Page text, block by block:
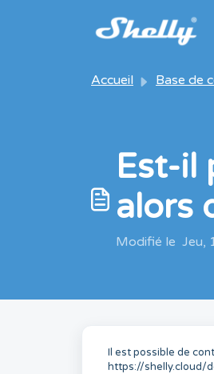
Passer au contenu
Accueil Base de
Est-il
alors
Modifié le Jeu,
Il est possible de
https://shelly.cloud/